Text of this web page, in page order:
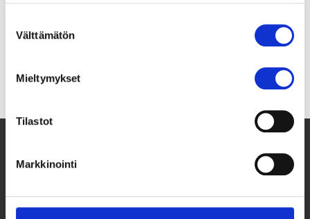
valinta
Välttämätön
Mieltymykset
Tilastot
Markkinointi